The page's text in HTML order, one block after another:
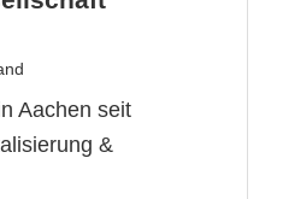
Aachen seit
&